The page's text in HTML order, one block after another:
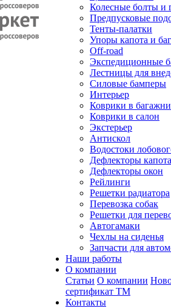
Колесные болты и
Предпусковые
Тенты-палатки
Упоры капота и
Off-road
Экспедиционные
Лестницы для
Силовые бамперы
Интерьер
Коврики в
Коврики в салон
Экстерьер
Антискол
Водостоки
Дефлекторы капота
Дефлекторы окон
Рейлинги
Решетки радиатора
Перевозка собак
Решетки для
Автогамаки
Чехлы на сиденья
Запчасти для
Наши работы
О компании
Статьи О компании
сертификат ТМ
Контакты